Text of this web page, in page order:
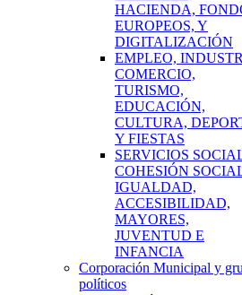
HACIENDA,
EUROPEOS, Y
DIGITALIZACIÓN
EMPLEO,
COMERCIO,
TURISMO,
EDUCACIÓN,
CULTURA,
Y FIESTAS
SERVICIOS
COHESIÓN
IGUALDAD,
ACCESIBILIDAD,
MAYORES,
JUVENTUD E
INFANCIA
Corporación Municipal y
políticos